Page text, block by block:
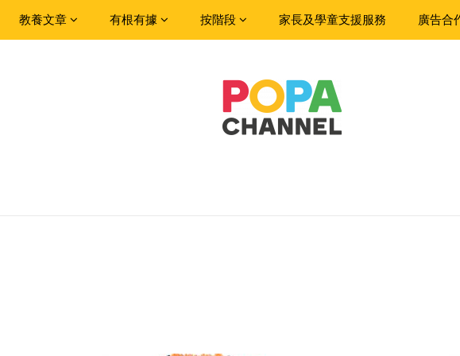
教養文章 有根有據 按階段 家長及學童支援服務 廣告合